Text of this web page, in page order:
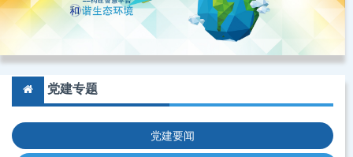
党建专题
党建要闻